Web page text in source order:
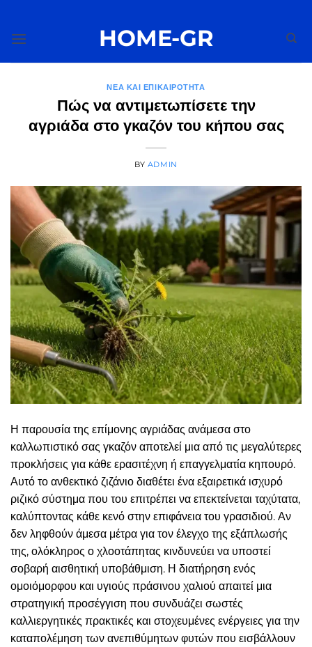
περιεχόμενο
HOME-GR
ΝΈΑ ΚΑΙ ΕΠΙΚΑΙΡΌΤΗΤΑ
Πώς να αντιμετωπίσετε την
αγριάδα στο γκαζόν του κήπου σας
BY ADMIN
Η παρουσία της επίμονης αγριάδας ανάμεσα στο
καλλωπιστικό σας γκαζόν αποτελεί μια από τις μεγαλύτερες
προκλήσεις για κάθε ερασιτέχνη ή επαγγελματία κηπουρό.
Αυτό το ανθεκτικό ζιζάνιο διαθέτει ένα εξαιρετικά ισχυρό
ριζικό σύστημα που του επιτρέπει να επεκτείνεται ταχύτατα,
καλύπτοντας κάθε κενό στην επιφάνεια του γρασιδιού. Αν
δεν ληφθούν άμεσα μέτρα για τον έλεγχο της εξάπλωσής
της, ολόκληρος ο χλοοτάπητας κινδυνεύει να υποστεί
σοβαρή αισθητική υποβάθμιση. Η διατήρηση ενός
ομοιόμορφου και υγιούς πράσινου χαλιού απαιτεί μια
στρατηγική προσέγγιση που συνδυάζει σωστές
καλλιεργητικές πρακτικές και στοχευμένες ενέργειες για την
καταπολέμηση των ανεπιθύμητων φυτών που εισβάλλουν